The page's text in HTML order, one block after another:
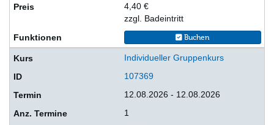
4,40 €
zzgl. Badeintritt
Buchen
Individueller Gruppenkurs
107369
12.08.2026 - 12.08.2026
1